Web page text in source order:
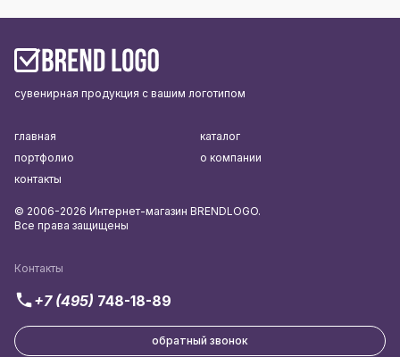
сувенирная продукция с вашим логотипом
Контакты
+7 (495) 748-18-89
обратный звонок
главная
каталог
портфолио
о компании
контакты
© 2006-2026 Интернет-магазин BRENDLOGO.
Все права защищены